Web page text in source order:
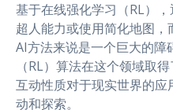
基于在线强化学习（RL）
超人能力或使用简化地图
AI方法来说是一个巨大的障
（RL）算法在这个领域取
互动性质对于现实世界的
动和探索。